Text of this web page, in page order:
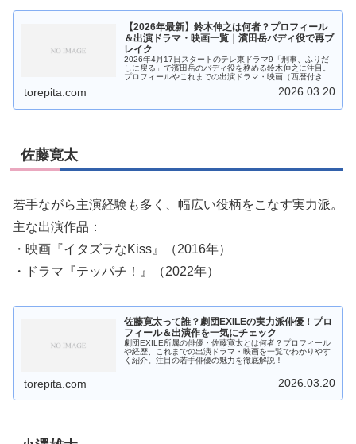
【2026年最新】鈴木伸之は何者？プロフィール
＆出演ドラマ・映画一覧｜濱田岳バディ役で再ブ
レイク
2026年4月17日スタートのテレ東ドラマ9「刑事、ふりだ
しに戻る」で濱田岳のバディ役を務める鈴木伸之に注目。
プロフィールやこれまでの出演ドラマ・映画（西暦付き）
torepita.com 2026.03.20
佐藤寛太
若手ながら主演経験も多く、幅広い役柄をこなす実力派。
主な出演作品：
・映画『イタズラなKiss』（2016年）
・ドラマ『テッパチ！』（2022年）
佐藤寛太って誰？劇団EXILEの実力派俳優！プロ
フィール＆出演作を一気にチェック
劇団EXILE所属の俳優・佐藤寛太とは何者？プロフィール
や経歴、これまでの出演ドラマ・映画を一覧でわかりやす
く紹介。注目の若手俳優の魅力を徹底解説！
torepita.com 2026.03.20